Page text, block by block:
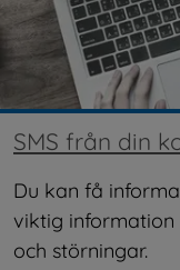
SMS från din
Du kan få
viktig information
och störningar.